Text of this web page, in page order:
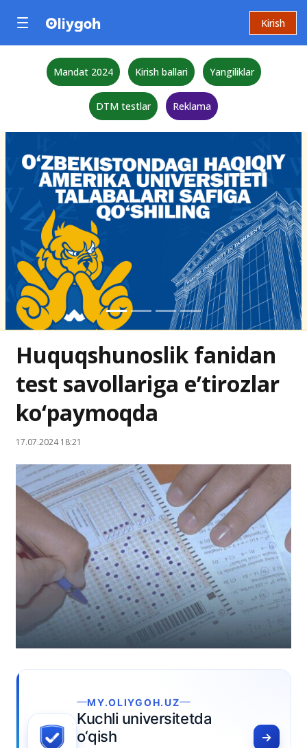
Kirish
Mandat 2024 Kirish ballari Yangiliklar
DTM testlar Reklama
Huquqshunoslik fanidan
test savollariga eʼtirozlar
ko‘paymoqda
17.07.2024 18:21
universitetda